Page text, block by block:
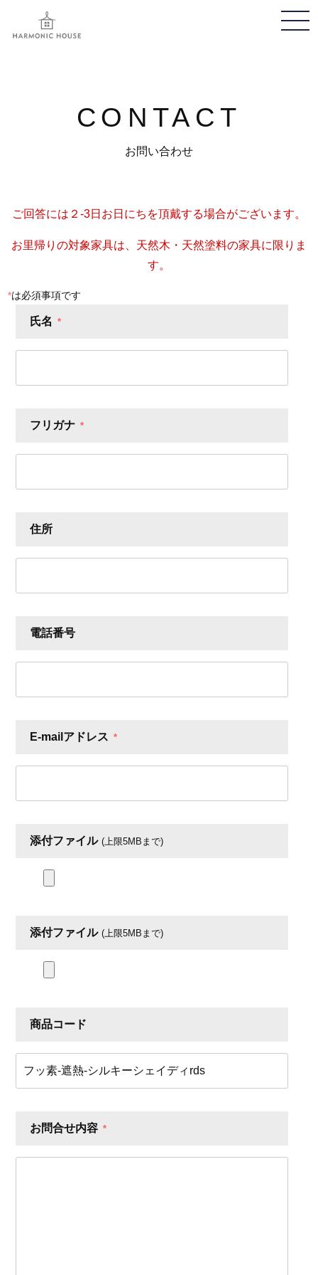
メ
CONTACT
お問い合わせ
ご回答には２-3日お日にちを頂戴する場合がございます。
お里帰りの対象家具は、天然木・天然塗料の家具に限りま
す。
*は必須事項です
氏名 *
フリガナ *
住所
電話番号
E-mailアドレス *
添付ファイル (上限5MBまで)
添付ファイル (上限5MBまで)
商品コード
お問合せ内容 *